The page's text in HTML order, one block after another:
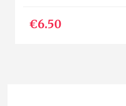
€6.50